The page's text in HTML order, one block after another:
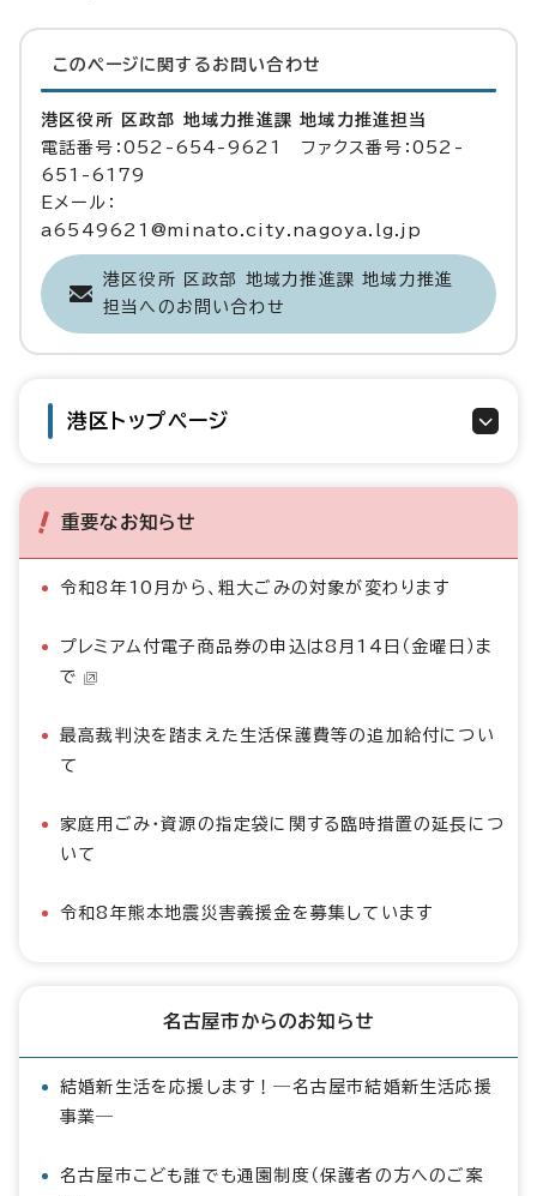
このページに関する お問い合わせ
港区役所 区政部 地域力推進課 地域力推進担当
電話番号：052-654-9621 ファクス番号：052-
651-6179
Eメール：
a6549621@minato.city.nagoya.lg.jp
港区役所 区政部 地域力推進課 地域力推進
担当へのお問い合わせ
港区トップページ
重要なお知らせ
令和8年10月から、粗大ごみの対象が変わります
プレミアム付電子商品券の申込は8月14日（金曜日）ま
で
最高裁判決を踏まえた生活保護費等の追加給付につい
て
家庭用ごみ・資源の指定袋に関する臨時措置の延長につ
いて
令和8年熊本地震災害義援金を募集しています
名古屋市からのお知らせ
結婚新生活を応援します！―名古屋市結婚新生活応援
事業―
名古屋市こども誰でも通園制度（保護者の方へのご案